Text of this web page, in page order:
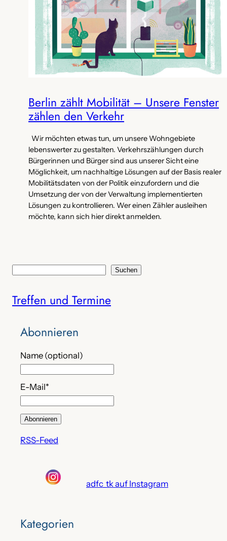
Berlin zählt Mobilität – Unsere Fenster
zählen den Verkehr
Wir möchten etwas tun, um unsere Wohngebiete
lebenswerter zu gestalten. Verkehrszählungen durch
Bürgerinnen und Bürger sind aus unserer Sicht eine
Möglichkeit, um nachhaltige Lösungen auf der Basis realer
Mobilitätsdaten von der Politik einzufordern und die
Umsetzung der von der Verwaltung implementierten
Lösungen zu kontrollieren. Wer einen Zähler ausleihen
möchte, kann sich hier direkt anmelden.
c
Suchen
Treffen und Termine
Abonnieren
Name (optional)
E-Mail*
RSS-Feed
adfc_tk auf Instagram
Kategorien